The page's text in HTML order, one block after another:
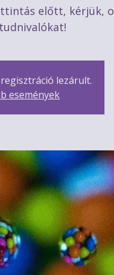
előtt, kérjük,
lezárult.
események